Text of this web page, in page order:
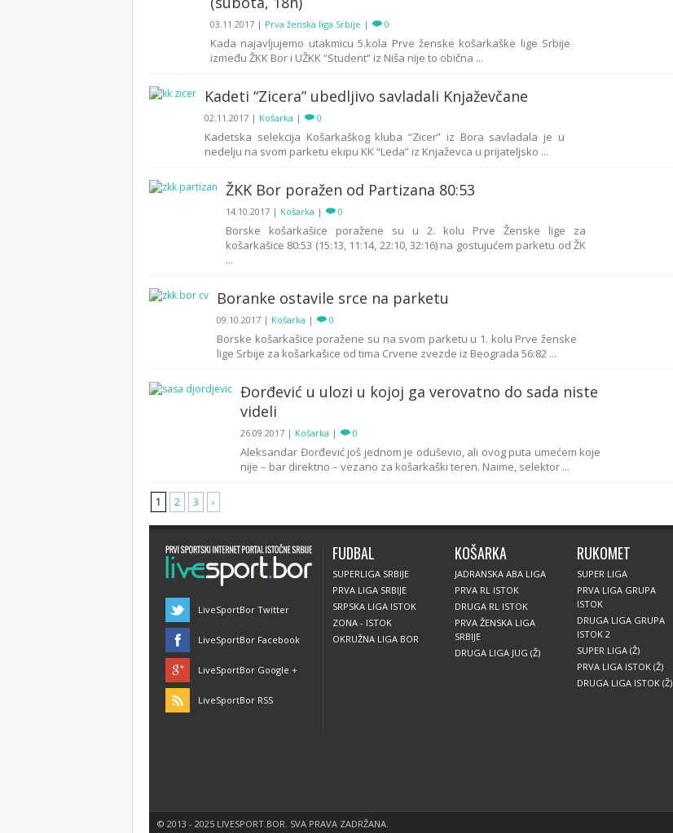
03.11.2017 | Prva ženska liga Srbije | 0
Kada najavljujemo utakmicu 5.kola Prve ženske košarkaške lige Srbije
između ŽKK Bor i UŽKK “Student” iz Niša nije to obična ...
Kadeti “Zicera” ubedljivo savladali Knjaževčane
02.11.2017 | Košarka | 0
Kadetska selekcija Košarkaškog kluba “Zicer” iz Bora savladala je u
nedelju na svom parketu ekipu KK “Leda” iz Knjaževca u prijateljsko ...
ŽKK Bor poražen od Partizana 80:53
14.10.2017 | Košarka | 0
Borske košarkašice poražene su u 2. kolu Prve Ženske lige za
košarkašice 80:53 (15:13, 11:14, 22:10, 32:16) na gostujućem parketu od ŽK
...
Boranke ostavile srce na parketu
09.10.2017 | Košarka | 0
Borske košarkašice poražene su na svom parketu u 1. kolu Prve ženske
lige Srbije za košarkašice od tima Crvene zvezde iz Beograda 56:82 ...
Đorđević u ulozi u kojoj ga verovatno do sada niste
videli
26.09.2017 | Košarka | 0
Aleksandar Đorđević još jednom je oduševio, ali ovog puta umećem koje
nije – bar direktno – vezano za košarkaški teren. Naime, selektor ...
1 2 3 ›
LiveSportBor Twitter
LiveSportBor Facebook
LiveSportBor Google +
LiveSportBor RSS
FUDBAL
SUPERLIGA SRBIJE
PRVA LIGA SRBIJE
SRPSKA LIGA ISTOK
ZONA - ISTOK
OKRUŽNA LIGA BOR
KOŠARKA
JADRANSKA ABA LIGA
PRVA RL ISTOK
DRUGA RL ISTOK
PRVA ŽENSKA LIGA
SRBIJE
DRUGA LIGA JUG (Ž)
RUKOMET
SUPER LIGA
PRVA LIGA GRUPA
ISTOK
DRUGA LIGA GRUPA
ISTOK 2
SUPER LIGA (Ž)
PRVA LIGA ISTOK (Ž)
DRUGA LIGA ISTOK (Ž)
© 2013 - 2025 LIVESPORT.BOR. SVA PRAVA ZADRŽANA.